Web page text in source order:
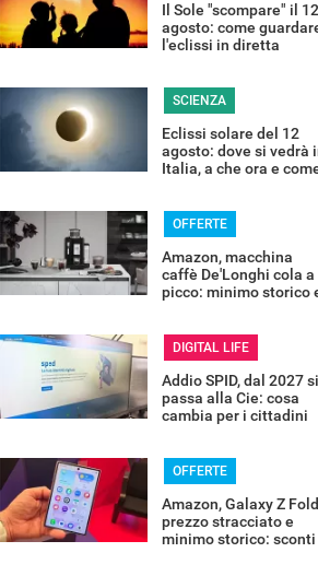
Il Sole "scompare" il 12
agosto: come
l'eclissi in diretta
SCIENZA
Eclissi solare del 12
agosto: dove si vedrà
Italia, a che ora e
OFFERTE
Amazon, macchina
caffè De'Longhi cola a
picco: minimo storico
DIGITAL LIFE
Addio SPID, dal 2027 si
passa alla Cie: cosa
cambia per i cittadini
OFFERTE
Amazon, Galaxy Z
prezzo stracciato e
minimo storico: sconti